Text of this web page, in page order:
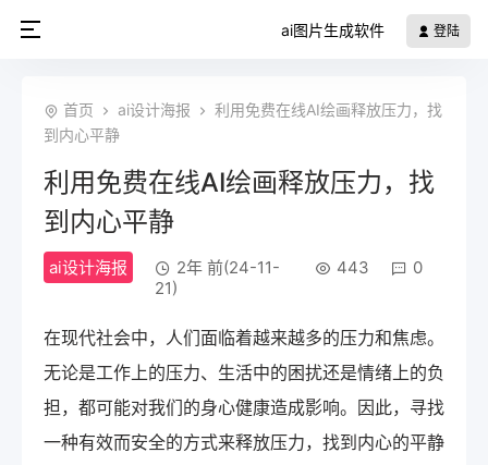
ai图片生成软件 登陆
首页 ai设计海报
利用免费在线AI绘画释放压力，找
到内心平静
利用免费在线AI绘画释放压力，找
到内心平静
ai设计海报
2年 前(24-11-
21)
443 0
在现代社会中，人们面临着越来越多的压力和焦虑。
无论是工作上的压力、生活中的困扰还是情绪上的负
担，都可能对我们的身心健康造成影响。因此，寻找
一种有效而安全的方式来释放压力，找到内心的平静